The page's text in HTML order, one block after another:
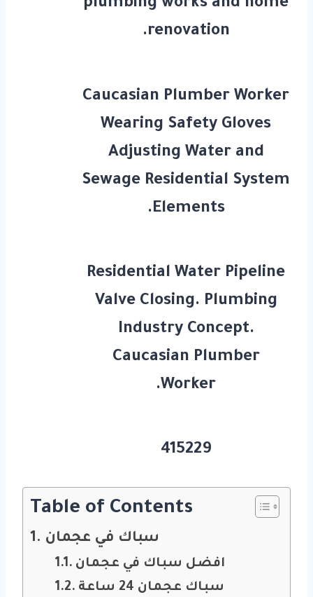
plumbing works and home
renovation.
Caucasian Plumber Worker
Wearing Safety Gloves
Adjusting Water and
Sewage Residential System
Elements.
Residential Water Pipeline
Valve Closing. Plumbing
Industry Concept.
Caucasian Plumber
Worker.
415229
Table of Contents
سباك في عجمان
افضل سباك في عجمان
سباك عجمان 24 ساعة